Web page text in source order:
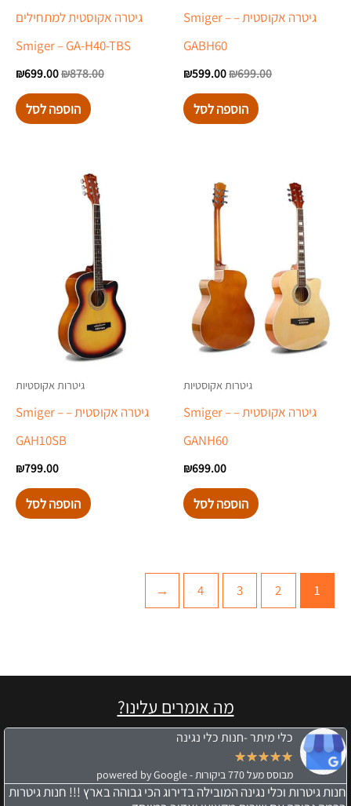
גיטרה אקוסטית – Smiger –
GABH60
₪699.00
₪599.00
הוספה לסל
גיטרה אקוסטית למתחילים
Smiger – GA-H40-TBS
₪878.00
₪699.00
הוספה לסל
גיטרות אקוסטיות
גיטרה אקוסטית – Smiger –
GANH60
₪699.00
הוספה לסל
גיטרות אקוסטיות
גיטרה אקוסטית – Smiger –
GAH10SB
₪799.00
הוספה לסל
1
2
3
4
←
מה אומרים עלינו?
כלי מיתר -חנות כלי נגינה
★
★
★
★
★
מבוסס מעל 770 ביקורות - powered by Google
חנות גיטרות וכלי נגינה המובילה בדירוג הכי גבוהה בארץ !!! חנות גיטרות